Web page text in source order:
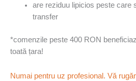
are reziduu lipicios peste care
transfer
*comenzile peste 400 RON
toată țara!
Numai pentru uz profesional. Vă